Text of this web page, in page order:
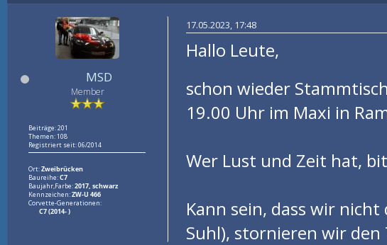
MSD
Member
Beiträge: 201
Themen: 108
Registriert seit: 06/2014
Ort:Zweibrücken
Baureihe:C7
Baujahr,Farbe:2017, schwarz
Kennzeichen:ZW-U 466
Corvette-Generationen:
C7 (2014- )
17.05.2023, 17:48
Hallo Leute,
schon wieder
19.00 Uhr im Maxi in
Wer Lust und Zeit hat,
Kann sein, dass wir
Suhl), stornieren wir